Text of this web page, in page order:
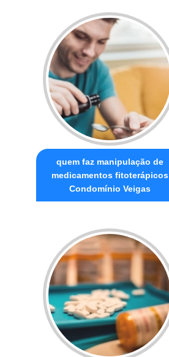
quem faz manipulação de
medicamentos fitoterápicos
Condomínio Veigas